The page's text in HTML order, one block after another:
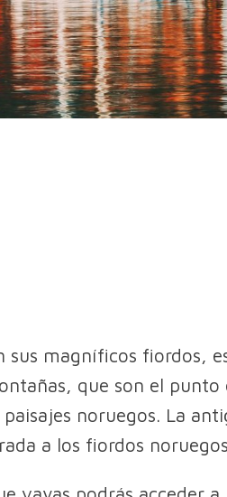
sus magníficos fiordos,
que son el punto
noruegos. La
a los fiordos